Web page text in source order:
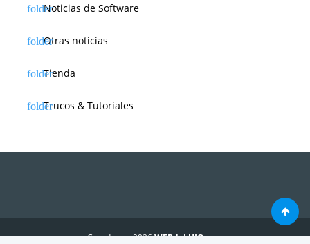
Noticias de Software
Otras noticias
Tienda
Trucos & Tutoriales
Creado por 2026WEBdeLUJO.com